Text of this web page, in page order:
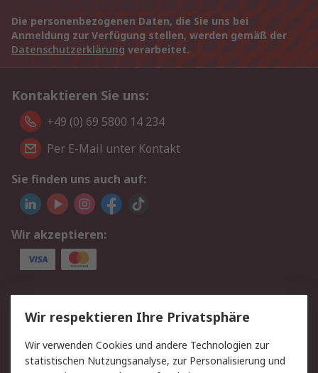
Die personenbezogenen Daten, die Sie uns bei
Anmeldung zur Verfügung stellen, werden gemäß der
Datenschutzerklärung verarbeitet.
Kontaktieren Sie uns:
+49 (0) 69 5800 14 234
Per E-Mail unter Kontakt
Sie finden uns auch auf:
Wir akzeptieren:
Service
Value Added Services
Lieferlösungen
Rücksendungen
Kontakt
Hilfe
Privatkunden
Wir respektieren Ihre Privatsphäre
Wir verwenden Cookies und andere Technologien zur
statistischen Nutzungsanalyse, zur Personalisierung und